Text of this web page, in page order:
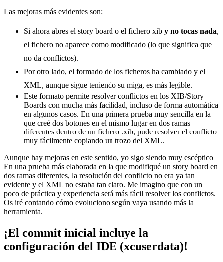
Las mejoras más evidentes son:
Si ahora abres el story board o el fichero xib y no tocas nada,
el fichero no aparece como modificado (lo que significa que
no da conflictos).
Por otro lado, el formado de los ficheros ha cambiado y el
XML, aunque sigue teniendo su miga, es más legible.
Este formato permite resolver conflictos en los XIB/Story
Boards con mucha más facilidad, incluso de forma automática
en algunos casos. En una primera prueba muy sencilla en la
que creé dos botones en el mismo lugar en dos ramas
diferentes dentro de un fichero .xib, pude resolver el conflicto
muy fácilmente copiando un trozo del XML.
Aunque hay mejoras en este sentido, yo sigo siendo muy escéptico
En una prueba más elaborada en la que modifiqué un story board en
dos ramas diferentes, la resolución del conflicto no era ya tan
evidente y el XML no estaba tan claro. Me imagino que con un
poco de práctica y experiencia será más fácil resolver los conflictos.
Os iré contando cómo evoluciono según vaya usando más la
herramienta.
¡El commit inicial incluye la
configuración del IDE (xcuserdata)!